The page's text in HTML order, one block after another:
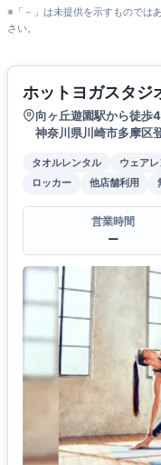
※「－」は未提供を示すものでは
さい。
ホットヨガスタジ
向ヶ丘遊園駅から徒歩
神奈川県川崎市多摩区
タオルレンタル ウェア
ロッカー
他店舗利用
営業時間
ー